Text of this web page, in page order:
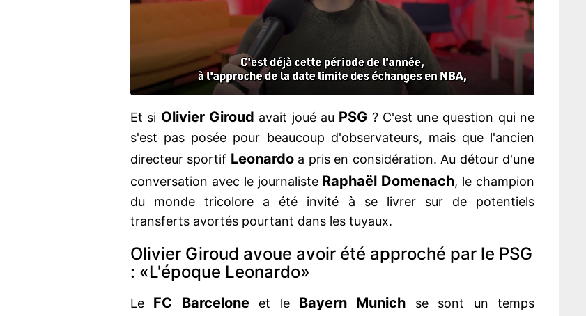
Et si Olivier Giroud avait joué au PSG ? C'est une question qui ne
s'est pas posée pour beaucoup d'observateurs, mais que l'ancien
directeur sportif Leonardoa pris en considération. Au détour d'une
conversation avec le journaliste Raphaël Domenach, le champion
du monde tricolore a été invité à se livrer sur de potentiels
transferts avortés pourtant dans les tuyaux.
Olivier Giroud avoue avoir été approché par le PSG
: «L'époque Leonardo»
Le FC Barcelone et le Bayern Munich
se sont un temps